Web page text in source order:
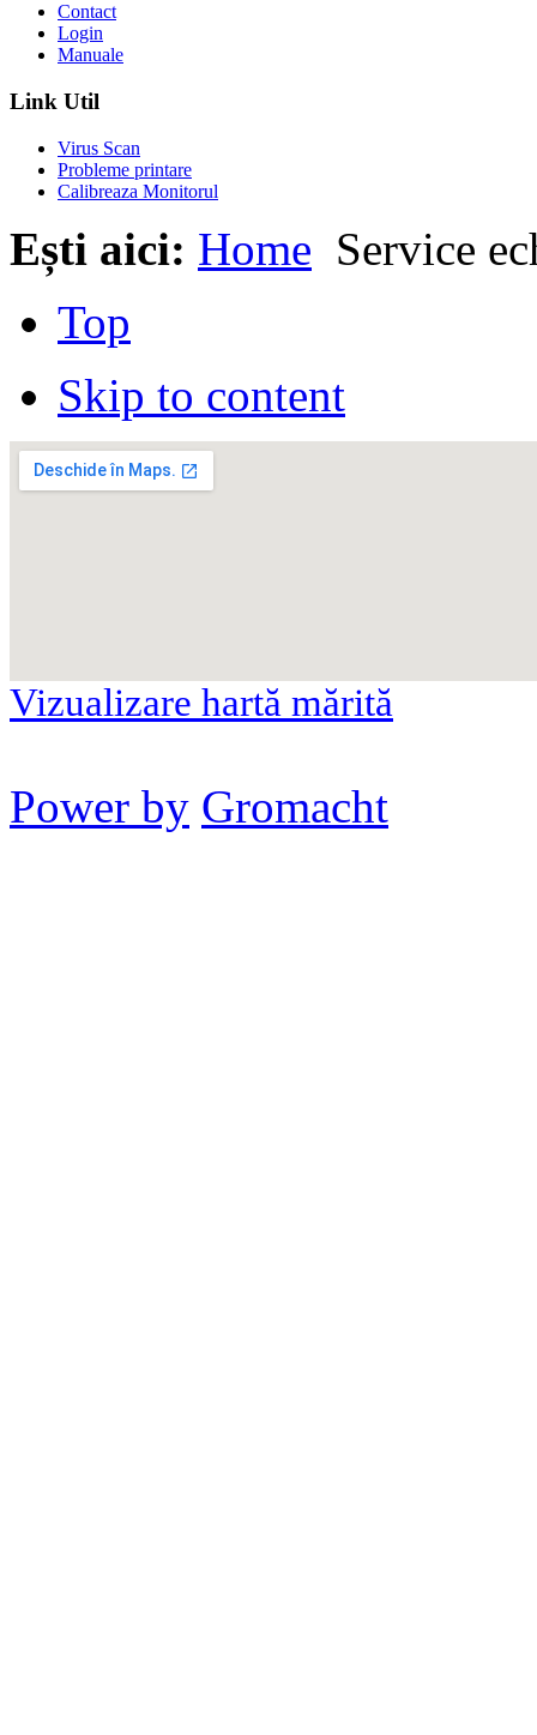
Contact
Login
Manuale
Link Util
Virus Scan
Probleme printare
Calibreaza Monitorul
Ești aici: Home Service
Top
Skip to content
Vizualizare hartă mărită
Power by Gromacht